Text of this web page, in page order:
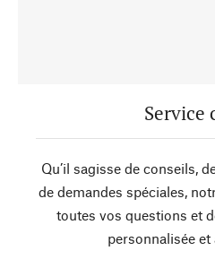
Service
Qu’il sagisse de conseils,
de demandes spéciales,
toutes vos questions et
personnalisée